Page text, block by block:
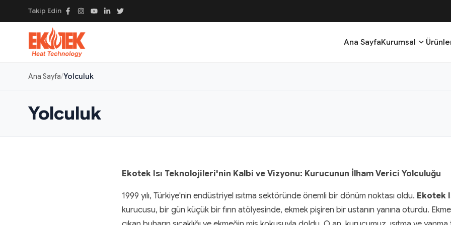
Takip Edin
Ana SayfaKurumsal expand_more
Ana Sayfa Yolculuk
Yolculuk
Ekotek Isı Teknolojileri'nin Kalbi ve Vizyonu: Kurucunun İlham Verici Yolculuğu
1999 yılı, Türkiye'nin endüstriyel ısıtma sektöründe önemli bir dönüm noktası oldu. Ekotek
kurucusu, bir gün küçük bir fırın atölyesinde, ekmek pişiren bir ustanın yanına oturdu.